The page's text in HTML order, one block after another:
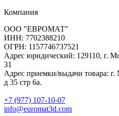
Компания
ООО "ЕВРОМАТ"
ИНН: 7702388210
ОГРН: 1157746737521
Адрес юридический: 129110, г.
31
Адрес приемки/выдачи товара:
д 35 стр 6а.
+7 (977) 107-10-07
info@euromat3d.com